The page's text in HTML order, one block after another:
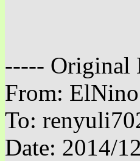
----- Original
From:
To:
Date: 2014/